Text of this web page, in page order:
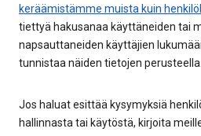
keräämistämme muista kuin
tiettyä hakusanaa käyttäneiden tai
napsauttaneiden käyttäjien
tunnistaa näiden tietojen perusteella.
Jos haluat esittää kysymyksiä
hallinnasta tai käytöstä, kirjoita